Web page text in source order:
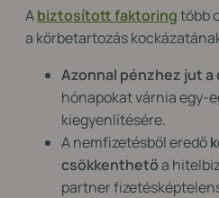
Abiztosított faktoringtöbb
a körbetartozás
Azonnal pénzhez jut a
hónapokat várnia egy-
kiegyenlítésére.
A nemfizetésből eredő
csökkenthetőa
partner